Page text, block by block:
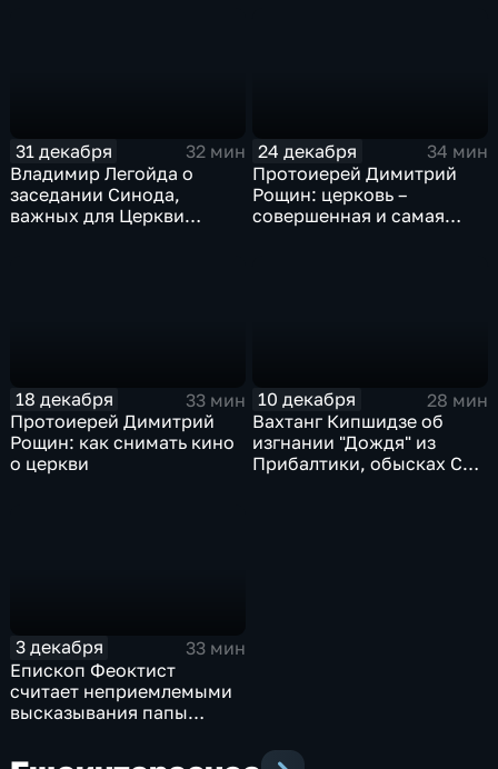
31 декабря
32 мин
Владимир Легойда о
заседании Синода,
важных для Церкви
24 декабря
34 мин
Протоиерей Димитрий
Рощин: церковь –
совершенная и самая
18 декабря
33 мин
Протоиерей Димитрий
Рощин: как снимать кино
о церкви
10 декабря
28 мин
Вахтанг Кипшидзе об
изгнании "Дождя" из
Прибалтики, обысках СБУ
3 декабря
33 мин
Епископ Феоктист
считает неприемлемыми
высказывания папы